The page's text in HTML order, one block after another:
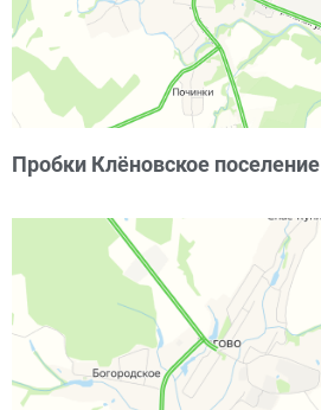
Пробки Клёновское поселение